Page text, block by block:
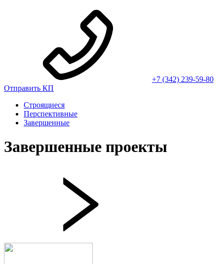
+7 (342) 239-59-80
Отправить КП
Строящиеся
Перспективные
Завершенные
Завершенные проекты